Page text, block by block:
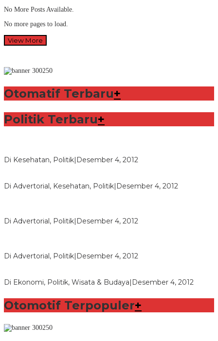
No More Posts Available.
No more pages to load.
View More
Otomatif Terbaru+
Politik Terbaru+
Di Kesehatan, Politik Desember 4, 2012
Di Advertorial, Kesehatan, Politik Desember 4, 2012
Di Advertorial, Politik Desember 4, 2012
Di Advertorial, Politik Desember 4, 2012
Di Ekonomi, Politik, Wisata & Budaya Desember 4, 2012
Otomotif Terpopuler+